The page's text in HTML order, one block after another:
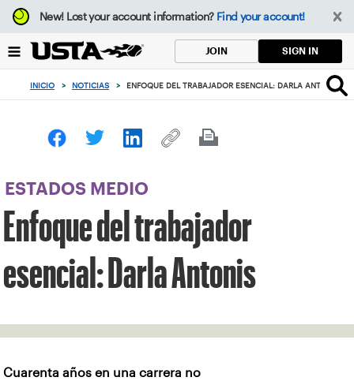
Enfoque
desde
botón
volver
principio
New!Lost your account information? Find your account!
JOIN SIGN IN
INICIO > NOTICIAS > ENFOQUE DEL TRABAJADOR ESENCIAL: DARLA ANTONIS
ESTADOS MEDIO
Enfoque del trabajador
esencial: Darla Antonis
Cuarenta años en una carrera no